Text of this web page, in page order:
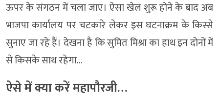
ऊपर के संगठन में चला जाए। ऐसा खेल शुरू होने के बाद अब
भाजपा कार्यालय पर चटकारे लेकर इस घटनाक्रम के किस्से
सुनाए जा रहे हैं। देखना है कि सुमित मिश्रा का हाथ इन दोनों में
से किसके साथ रहेगा…
ऐसे में क्या करें महापौरजी…